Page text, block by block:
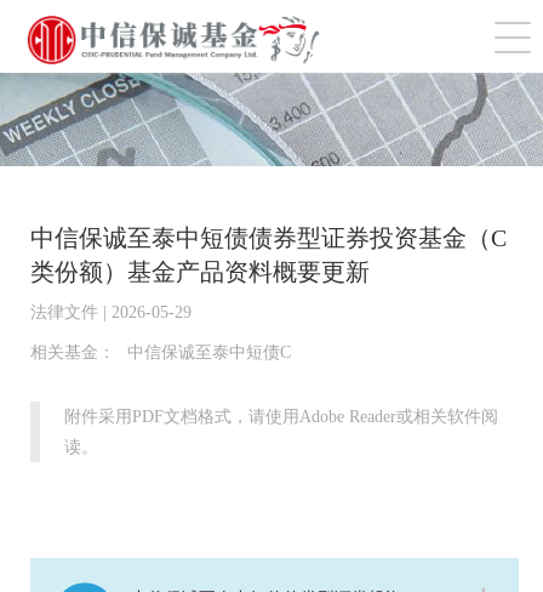
切
中信保诚至泰中短债债券型证券投资基金（C
类份额）基金产品资料概要更新
法律文件 | 2026-05-29
相关基金： 中信保诚至泰中短债C
附件采用PDF文档格式，请使用Adobe Reader或相关软件阅
读。